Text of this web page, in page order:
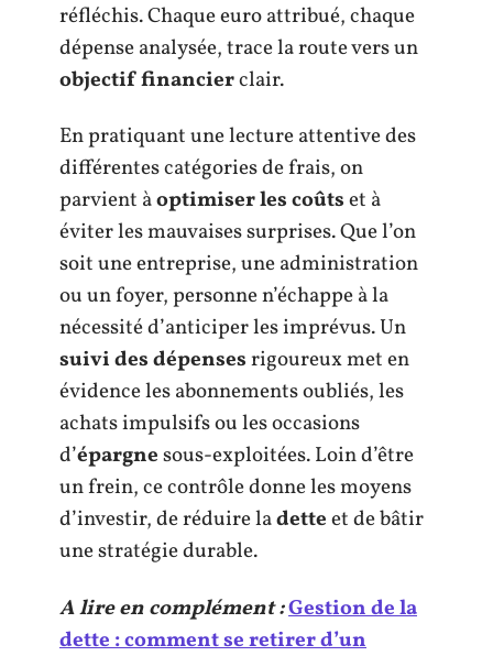
réfléchis. Chaque euro attribué, chaque
dépense analysée, trace la route vers un
objectif financierclair.
En pratiquant une lecture attentive des
différentes catégories de frais, on
parvient àoptimiser les coûtset à
éviter les mauvaises surprises. Que l’on
soit une entreprise, une administration
ou un foyer, personne n’échappe à la
nécessité d’anticiper les imprévus. Un
suivi des dépensesrigoureux met en
évidence les abonnements oubliés, les
achats impulsifs ou les occasions
d’épargnesous-exploitées. Loin d’être
un frein, ce contrôle donne les moyens
d’investir, de réduire ladetteet de bâtir
une stratégie durable.
A lire en complément :Gestion de la
dette : comment se retirer d’un